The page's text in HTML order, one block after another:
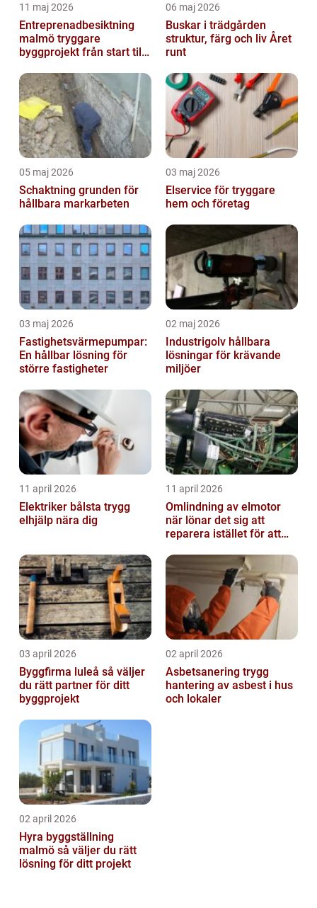
11 maj 2026
Entreprenadbesiktning
malmö tryggare
byggprojekt från start till
06 maj 2026
Buskar i trädgården
struktur, färg och liv Året
runt
05 maj 2026
Schaktning grunden för
hållbara markarbeten
03 maj 2026
Elservice för tryggare
hem och företag
03 maj 2026
Fastighetsvärmepumpar:
En hållbar lösning för
större fastigheter
02 maj 2026
Industrigolv hållbara
lösningar för krävande
miljöer
11 april 2026
Elektriker bålsta trygg
elhjälp nära dig
11 april 2026
Omlindning av elmotor
när lönar det sig att
reparera istället för att
03 april 2026
Byggfirma luleå så väljer
du rätt partner för ditt
byggprojekt
02 april 2026
Asbetsanering trygg
hantering av asbest i hus
och lokaler
02 april 2026
Hyra byggställning
malmö så väljer du rätt
lösning för ditt projekt